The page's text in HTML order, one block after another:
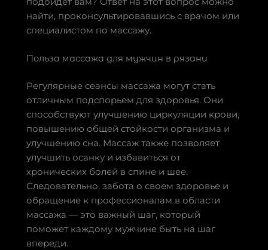
найти, проконсультировавшись с врачом или
специалистом по массажу.
Польза массажа для мужчин в рязани
Регулярные сеансы массажа могут стать
отличным подспорьем для здоровья. Они
способствуют улучшению циркуляции крови,
повышению общей стойкости организма и
улучшению сна. Массаж также позволяет
улучшить осанку и избавиться от
хронических болей в спине и шее.
Следовательно, забота о своем здоровье и
обращение к профессионалам в области
массажа — это важный шаг, который
поможет каждому мужчине быть на шаг
впереди.